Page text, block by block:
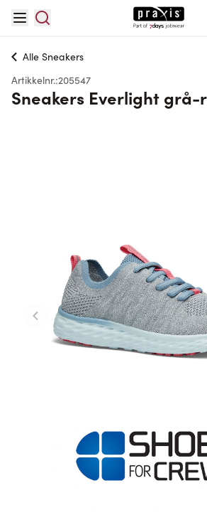
Alle Sneakers
Artikkelnr.:205547
Sneakers Everlight grå-